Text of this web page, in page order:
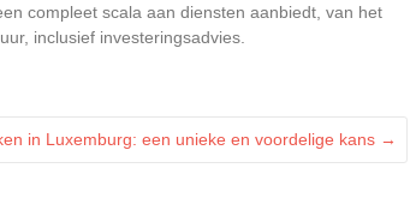
compleet scala aan diensten aanbiedt, van het
inclusief investeringsadvies.
in Luxemburg: een unieke en voordelige kans →